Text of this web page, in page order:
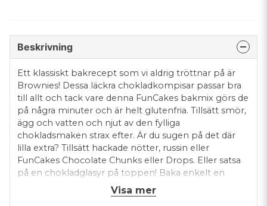
Beskrivning
Ett klassiskt bakrecept som vi aldrig tröttnar på är
Brownies! Dessa läckra chokladkompisar passar bra
till allt och tack vare denna FunCakes bakmix görs de
på några minuter och är helt glutenfria. Tillsätt smör,
ägg och vatten och njut av den fylliga
chokladsmaken strax efter. Är du sugen på det där
lilla extra? Tillsätt hackade nötter, russin eller
FunCakes Chocolate Chunks eller Drops. Eller satsa
på en chokladglasyr på toppen! Baka enkelt en
klassisk brownie med denna glutenfria bakmix.
Tillsätt bara smör och ägg i blandningen för att baka
Visa mer